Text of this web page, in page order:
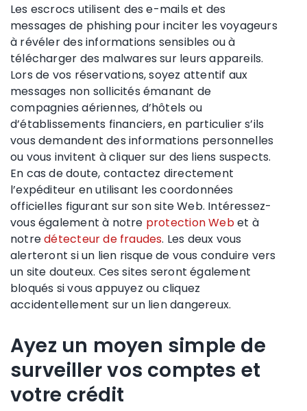
Les escrocs utilisent des e-mails et des
messages de phishing pour inciter les voyageurs
à révéler des informations sensibles ou à
télécharger des malwares sur leurs appareils.
Lors de vos réservations, soyez attentif aux
messages non sollicités émanant de
compagnies aériennes, d’hôtels ou
d’établissements financiers, en particulier s’ils
vous demandent des informations personnelles
ou vous invitent à cliquer sur des liens suspects.
En cas de doute, contactez directement
l’expéditeur en utilisant les coordonnées
officielles figurant sur son site Web. Intéressez-
vous également à notre protection Webet à
notredétecteur de fraudes. Les deux vous
alerteront si un lien risque de vous conduire vers
un site douteux. Ces sites seront également
bloqués si vous appuyez ou cliquez
accidentellement sur un lien dangereux.
Ayez un moyen simple de
surveiller vos comptes et
votre crédit